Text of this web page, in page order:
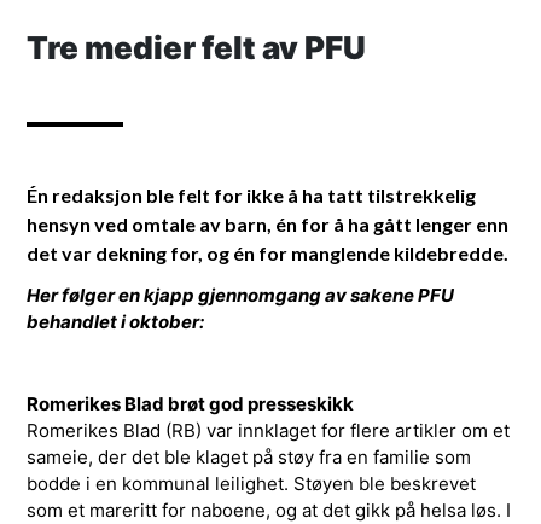
Tre medier felt av PFU
Én redaksjon ble felt for ikke å ha tatt tilstrekkelig
hensyn ved omtale av barn, én for å ha gått lenger enn
det var dekning for, og én for manglende kildebredde.
Her følger en kjapp gjennomgang av sakene PFU
behandlet i oktober:
Romerikes Blad brøt god presseskikk
Romerikes Blad (RB) var innklaget for flere artikler om et
sameie, der det ble klaget på støy fra en familie som
bodde i en kommunal leilighet. Støyen ble beskrevet
som et mareritt for naboene, og at det gikk på helsa løs. I